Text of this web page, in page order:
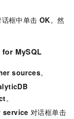
话框中单击 OK。然
MySQL
sources。
。
service 对话框单击